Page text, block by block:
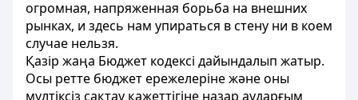
огромная, напряженная борьба на внешних
рынках, и здесь нам упираться в стену ни в коем
случае нельзя.
Қазір жаңа Бюджет кодексі дайындалып жатыр.
Осы ретте бюджет ережелеріне және оны
мүлтіксіз сақтау қажеттігіне назар аударғым